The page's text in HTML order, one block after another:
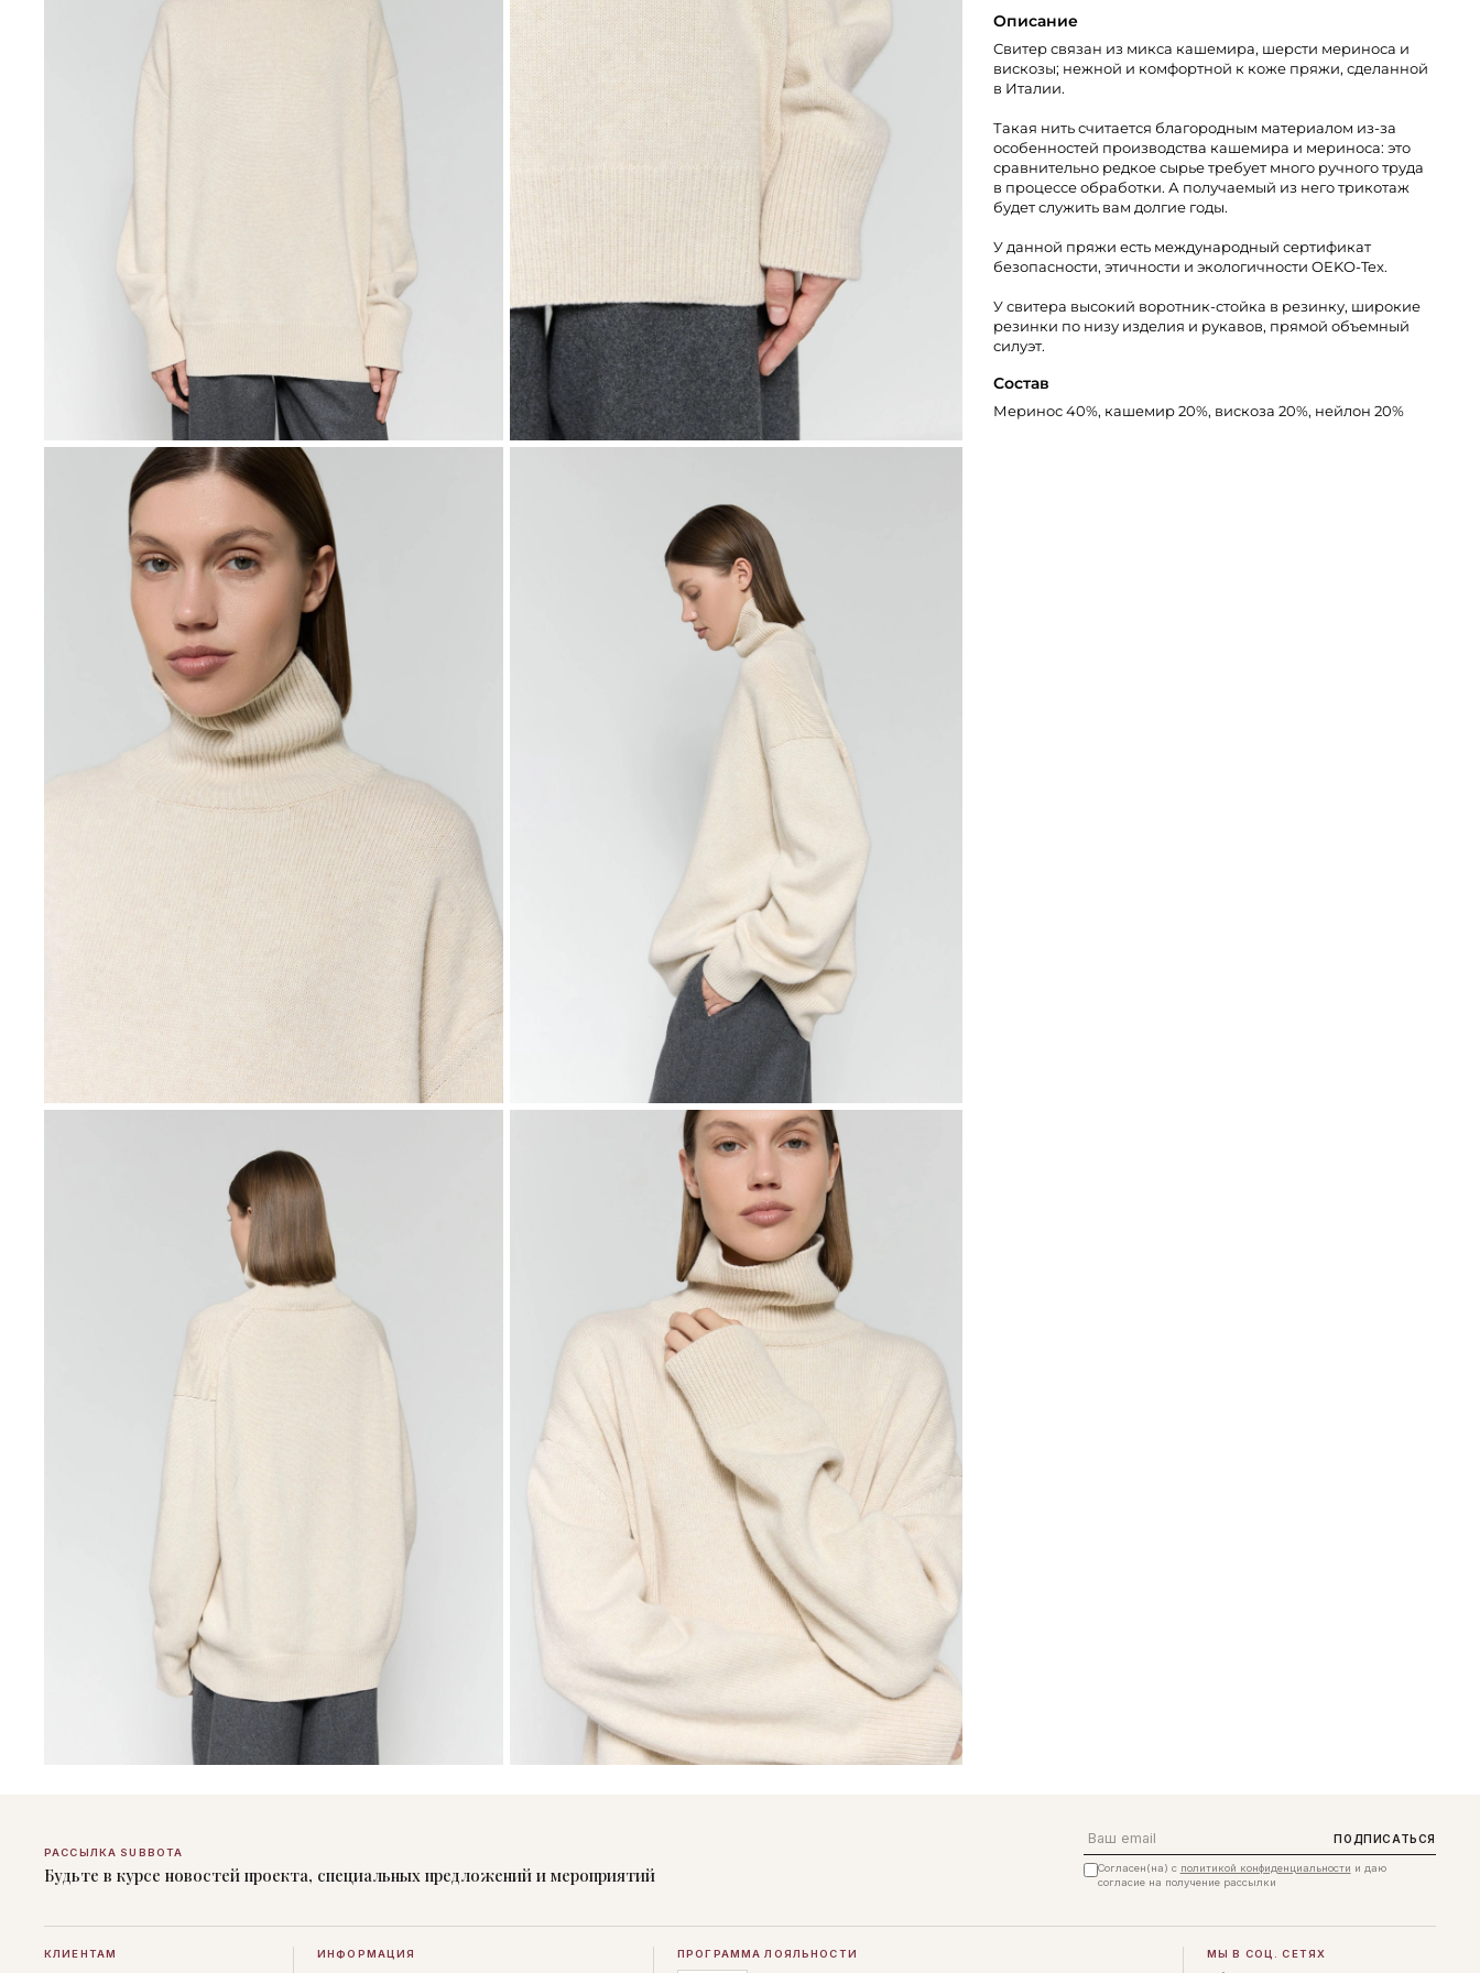
Описание
Свитер связан из микса кашемира, шерсти мериноса и
вискозы; нежной и комфортной к коже пряжи, сделанной
в Италии.
Такая нить считается благородным материалом из-за
особенностей производства кашемира и мериноса: это
сравнительно редкое сырье требует много ручного труда
в процессе обработки. А получаемый из него трикотаж
будет служить вам долгие годы.
У данной пряжи есть международный сертификат
безопасности, этичности и экологичности OEKO-Tex.
У свитера высокий воротник-стойка в резинку, широкие
резинки по низу изделия и рукавов, прямой объемный
силуэт.
Состав
Меринос 40%, кашемир 20%, вискоза 20%, нейлон 20%
РАССЫЛКА SUBBOTA
Будьте в курсе новостей проекта, специальных предложений и мероприятий
Email ПОДПИСАТЬСЯ
Согласен(на) с политикой конфиденциальности и даю
согласие на получение рассылки
КЛИЕНТАМ ИНФОРМАЦИЯ ПРОГРАММА ЛОЯЛЬНОСТИ МЫ В СОЦ. СЕТЯХ